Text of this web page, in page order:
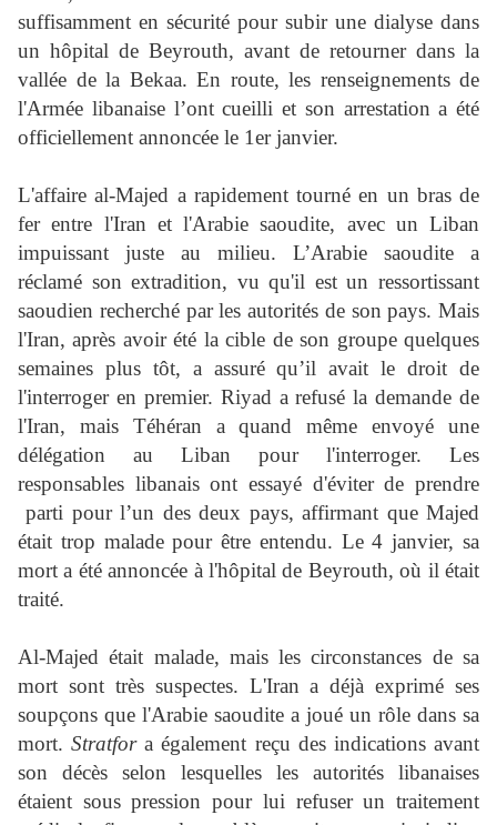
suffisamment en sécurité pour subir une dialyse dans
un hôpital de Beyrouth, avant de retourner dans la
vallée de la Bekaa. En route, les renseignements de
l'Armée libanaise l’ont cueilli et son arrestation a été
officiellement annoncée le 1er janvier.
L'affaire al-Majed a rapidement tourné en un bras de
fer entre l'Iran et l'Arabie saoudite, avec un Liban
impuissant juste au milieu. L’Arabie saoudite a
réclamé son extradition, vu qu'il est un ressortissant
saoudien recherché par les autorités de son pays. Mais
l'Iran, après avoir été la cible de son groupe quelques
semaines plus tôt, a assuré qu’il avait le droit de
l'interroger en premier. Riyad a refusé la demande de
l'Iran, mais Téhéran a quand même envoyé une
délégation au Liban pour l'interroger. Les
responsables libanais ont essayé d'éviter de prendre
parti pour l’un des deux pays, affirmant que Majed
était trop malade pour être entendu. Le 4 janvier, sa
mort a été annoncée à l'hôpital de Beyrouth, où il était
traité.
Al-Majed était malade, mais les circonstances de sa
mort sont très suspectes. L'Iran a déjà exprimé ses
soupçons que l'Arabie saoudite a joué un rôle dans sa
mort.Stratfora également reçu des indications avant
son décès selon lesquelles les autorités libanaises
étaient sous pression pour lui refuser un traitement